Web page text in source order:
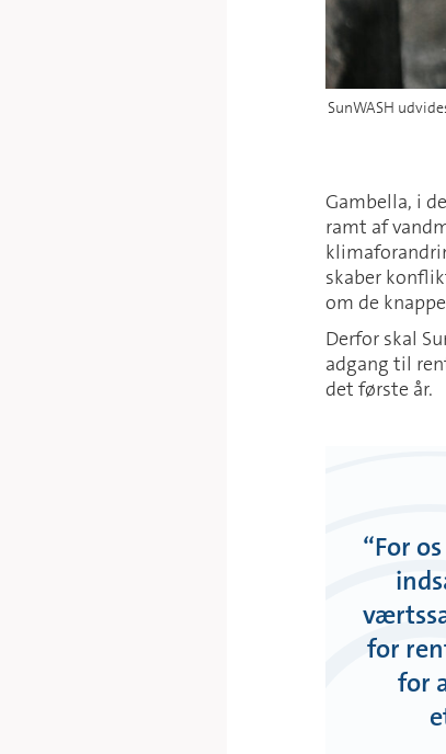
SunWASH
Gambella, i
ramt af
skaber
om de
Derfor skal
adgang til
det første år.
“For
for
for